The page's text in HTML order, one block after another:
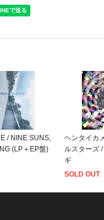
/ NINE SUNS,
(LP＋EP盤)
ヘンタイカ
ルスターズ
ギ
SOLD OUT